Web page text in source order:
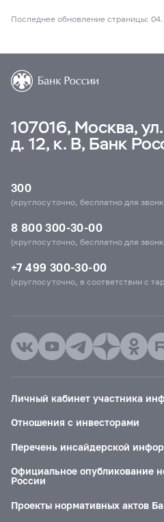
Последнее обновление страницы:
107016, Москва,
д. 12, к. В, Банк
300
(круглосуточно, бесплатно для
8 800 300-30-00
(круглосуточно, бесплатно для
+7 499 300-30-00
(круглосуточно, в соответствии с
Личный кабинет участника
Отношения с инвесторами
Перечень инсайдерской
Официальное опубликование
России
Проекты нормативных актов